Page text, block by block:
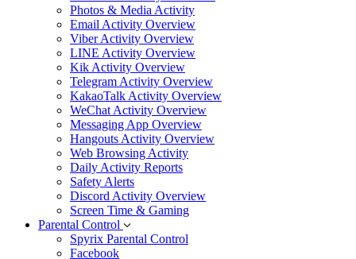
Photos & Media Activity
Email Activity Overview
Viber Activity Overview
LINE Activity Overview
Kik Activity Overview
Telegram Activity Overview
KakaoTalk Activity Overview
WeChat Activity Overview
Messaging App Overview
Hangouts Activity Overview
Web Browsing Activity
Daily Activity Reports
Safety Alerts
Discord Activity Overview
Screen Time & Gaming
Parental Control
Spyrix Parental Control
Facebook